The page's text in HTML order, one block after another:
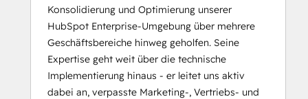
Konsolidierung und Optimierung unserer
HubSpot Enterprise-Umgebung über mehrere
Geschäftsbereiche hinweg geholfen. Seine
Expertise geht weit über die technische
Implementierung hinaus - er leitet uns aktiv
dabei an, verpasste Marketing-, Vertriebs- und